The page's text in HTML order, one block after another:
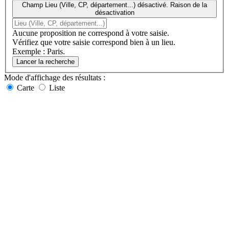
Champ Lieu (Ville, CP, département...) désactivé. Raison de la
désactivation
Aucune proposition ne correspond à votre saisie.
Vérifiez que votre saisie correspond bien à un lieu.
Exemple : Paris.
Lancer la recherche
Mode d'affichage des résultats :
Carte
Liste